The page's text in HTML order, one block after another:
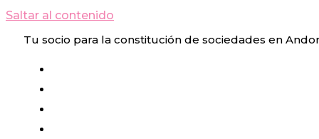
Saltar al contenido
Tu socio para la constitución de sociedades en